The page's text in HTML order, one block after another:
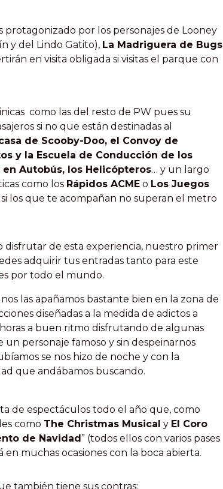
protagonizado por los personajes de Looney
y del Lindo Gatito), La Madriguera de Bugs
en visita obligada si visitas el parque con
como las del resto de PW pues su
si no que están destinadas al
de Scooby-Doo, el Convoy de
y la Escuela de Conducción de los
en Autobús, los Helicópteros… y un largo
como los Rápidos ACME o Los Juegos
los que te acompañan no superan el metro
disfrutar de esta experiencia, nuestro primer
adquirir tus entradas tanto para este
por todo el mundo.
las apañamos bastante bien en la zona de
diseñadas a la medida de adictos a
a buen ritmo disfrutando de algunas
personaje famoso y sin despeinarnos
se nos hizo de noche y con la
que andábamos buscando.
de espectáculos todo el año que, como
como The Christmas Musical y El Coro
de Navidad” (todos ellos con varios pases
muchas ocasiones con la boca abierta.
también tiene sus contras: